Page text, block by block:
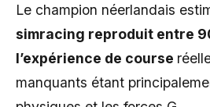
Le champion néerlandais
simracing reproduit entre
l’expérience de course
manquants étant